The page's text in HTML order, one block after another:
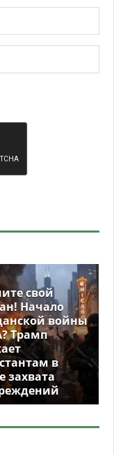
свой
Начало
войны
Трамп
в
захвата